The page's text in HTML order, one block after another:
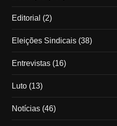
Editorial (2)
Eleições Sindicais(38)
Entrevistas(16)
Luto(13)
Notícias(46)